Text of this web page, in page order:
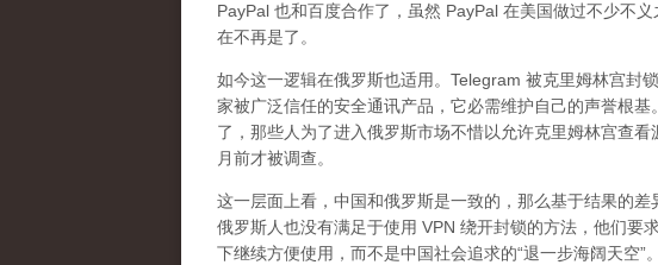
PayPal 也和百度合作了，虽然 PayPal 在美国做过不少不
在不再是了。
如今这一逻辑在俄罗斯也适用。Telegram 被克里姆林宫封
家被广泛信任的安全通讯产品，它必需维护自己的声誉根
了，那些人为了进入俄罗斯市场不惜以允许克里姆林宫查
月前才被调查。
这一层面上看，中国和俄罗斯是一致的，那么基于结果的差
俄罗斯人也没有满足于使用 VPN 绕开封锁的方法，他们要
下继续方便使用，而不是中国社会追求的“退一步海阔天空”。